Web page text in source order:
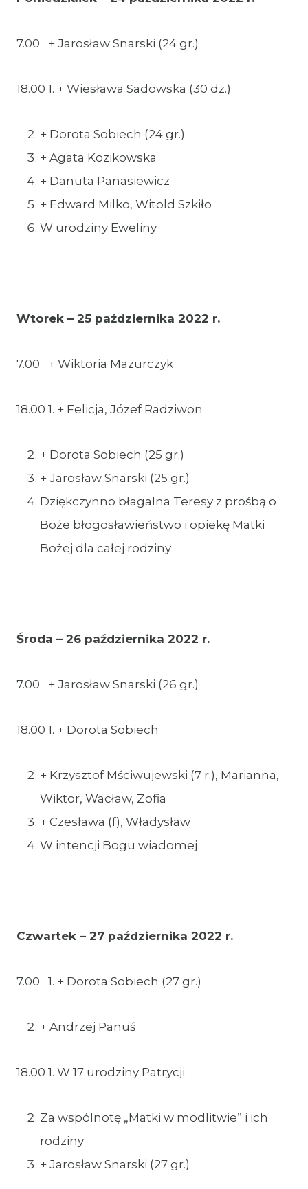
7.00 + Jarosław Snarski (24 gr.)
18.00 1. + Wiesława Sadowska (30 dz.)
+ Dorota Sobiech (24 gr.)
+ Agata Kozikowska
+ Danuta Panasiewicz
+ Edward Milko, Witold Szkiło
W urodziny Eweliny
Wtorek – 25 października 2022 r.
7.00 + Wiktoria Mazurczyk
18.00 1. + Felicja, Józef Radziwon
+ Dorota Sobiech (25 gr.)
+ Jarosław Snarski (25 gr.)
Dziękczynno błagalna Teresy z prośbą o
Boże błogosławieństwo i opiekę Matki
Bożej dla całej rodziny
Środa – 26 października 2022 r.
7.00 + Jarosław Snarski (26 gr.)
18.00 1. + Dorota Sobiech
+ Krzysztof Mściwujewski (7 r.), Marianna,
Wiktor, Wacław, Zofia
+ Czesława (f), Władysław
W intencji Bogu wiadomej
Czwartek – 27 października 2022 r.
7.00 1. + Dorota Sobiech (27 gr.)
+ Andrzej Panuś
18.00 1. W 17 urodziny Patrycji
Za wspólnotę „Matki w modlitwie” i ich
rodziny
+ Jarosław Snarski (27 gr.)